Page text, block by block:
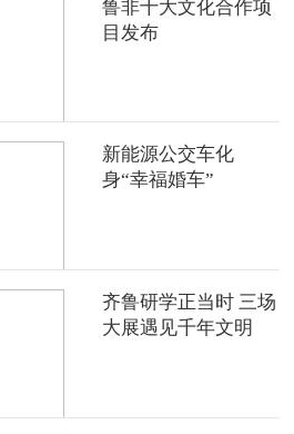
鲁非十大文化合作项
目发布
新能源公交车化
身“幸福婚车”
齐鲁研学正当时 三场
大展遇见千年文明